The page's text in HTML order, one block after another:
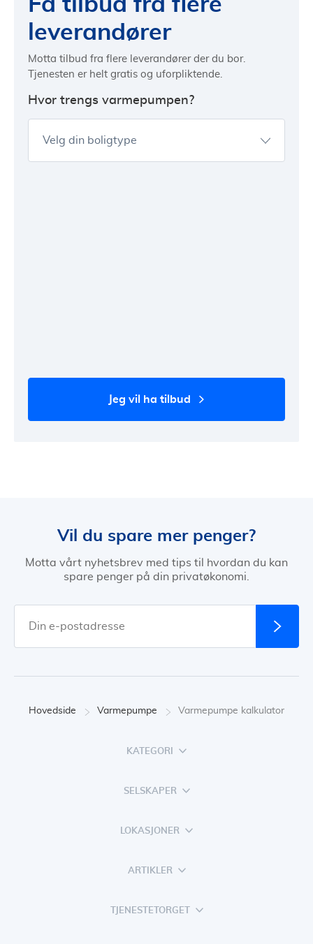
leverandører
Motta tilbud fra flere leverandører der du bor.
Tjenesten er helt gratis og uforpliktende.
Hvor trengs varmepumpen?
Velg din boligtype
jeg vil ha tilbud
Vil du spare mer penger?
Motta vårt nyhetsbrev med tips til hvordan du kan
spare penger på din privatøkonomi.
Hovedside Varmepumpe Varmepumpe kalkulator
KATEGORI
SELSKAPER
LOKASJONER
ARTIKLER
TJENESTETORGET